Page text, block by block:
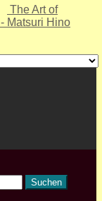
The Art of
Matsuri Hino
Suchen